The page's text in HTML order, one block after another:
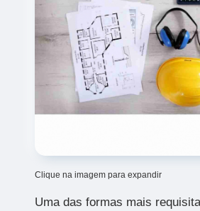
Clique na imagem para expandir
Uma das formas mais